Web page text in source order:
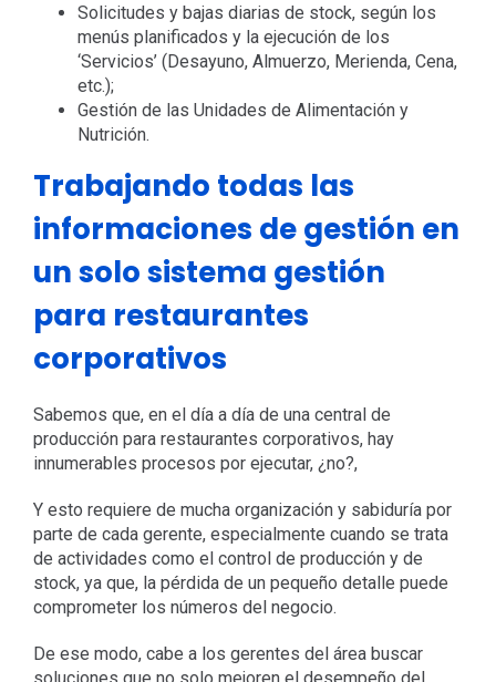
Solicitudes y bajas diarias de stock, según los
menús planificados y la ejecución de los
‘Servicios’ (Desayuno, Almuerzo, Merienda, Cena,
etc.);
Gestión de las Unidades de Alimentación y
Nutrición.
Trabajando todas las
informaciones de gestión en
un solo sistema gestión
para restaurantes
corporativos
Sabemos que, en el día a día de una central de
producción para restaurantes corporativos, hay
innumerables procesos por ejecutar, ¿no?,
Y esto requiere de mucha organización y sabiduría por
parte de cada gerente, especialmente cuando se trata
de actividades como el control de producción y de
stock, ya que, la pérdida de un pequeño detalle puede
comprometer los números del negocio.
De ese modo, cabe a los gerentes del área buscar
soluciones que no solo mejoren el desempeño del